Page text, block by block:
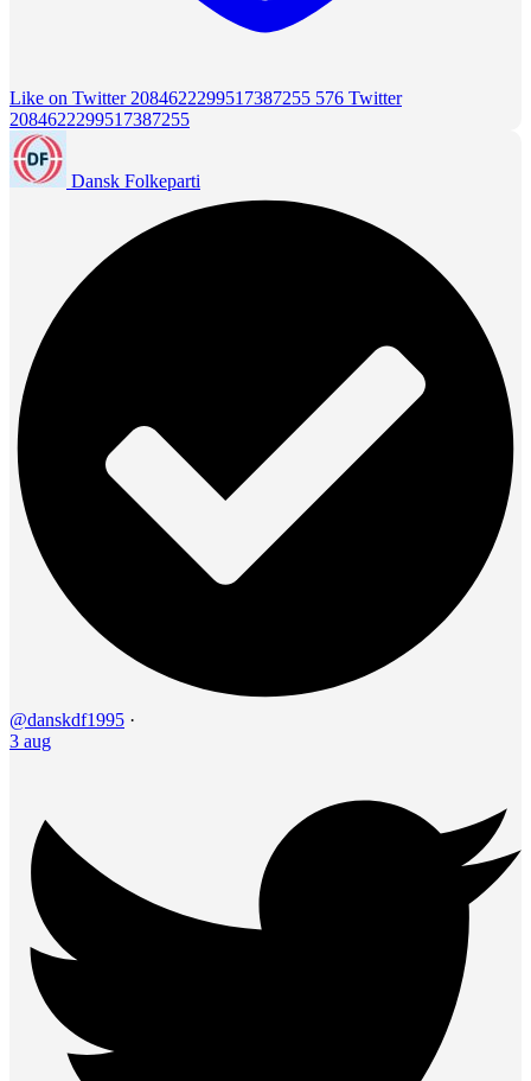
Like on Twitter 2084622299517387255 576 Twitter
2084622299517387255
Dansk Folkeparti
@danskdf1995 ·
3 aug